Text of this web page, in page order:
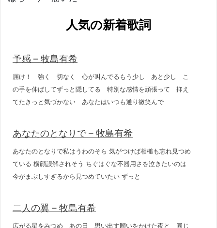
人気の新着歌詞
予感 – 牧島有希
届け！ 強く 切なく 心が叫んでるもう少し あと少し こ
の手を伸ばしてずっと隠してる 特別な感情を頑張って 抑え
てたきっと気づかない あなたはいつも通り微笑んで
あなたのとなりで – 牧島有希
あなたのとなりで私はうわのそら 気がつけば相槌も忘れ見つめ
ている 横顔誤解されそう ちぐはぐな不器用さを泣きたいのは
今がまぶしすぎるから見つめていたい ずっと
二人の翼 – 牧島有希
広がる星をみつめ あの日 思い出す願いをかけた夜と 同じ